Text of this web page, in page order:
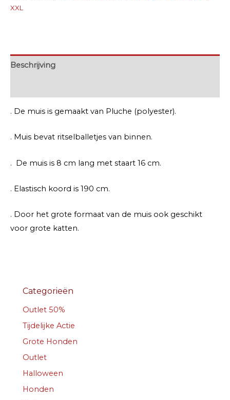
XXL
Beschrijving
. De muis is gemaakt van Pluche (polyester).
. Muis bevat ritselballetjes van binnen.
. De muis is 8 cm lang met staart 16 cm.
. Elastisch koord is 190 cm.
. Door het grote formaat van de muis ook geschikt
voor grote katten.
Categorieën
Outlet 50%
Tijdelijke Actie
Grote Honden
Outlet
Halloween
Honden